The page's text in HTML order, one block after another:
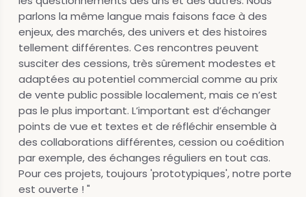
parlons la même langue mais faisons face à des
enjeux, des marchés, des univers et des histoires
tellement différentes. Ces rencontres peuvent
susciter des cessions, très sûrement modestes et
adaptées au potentiel commercial comme au prix
de vente public possible localement, mais ce n’est
pas le plus important. L’important est d’échanger
points de vue et textes et de réfléchir ensemble à
des collaborations différentes, cession ou coédition
par exemple, des échanges réguliers en tout cas.
Pour ces projets, toujours 'prototypiques', notre porte
est ouverte ! "